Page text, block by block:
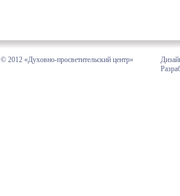
© 2012 «Духовно-просветительский центр»